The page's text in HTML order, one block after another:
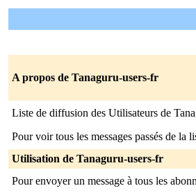
A propos de Tanaguru-users-fr
Liste de diffusion des Utilisateurs de
Pour voir tous les messages passés de la
Utilisation de Tanaguru-users-fr
Pour envoyer un message à tous les